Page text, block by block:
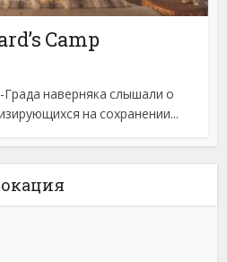
Camp
наверняка слышали о
на сохранении...